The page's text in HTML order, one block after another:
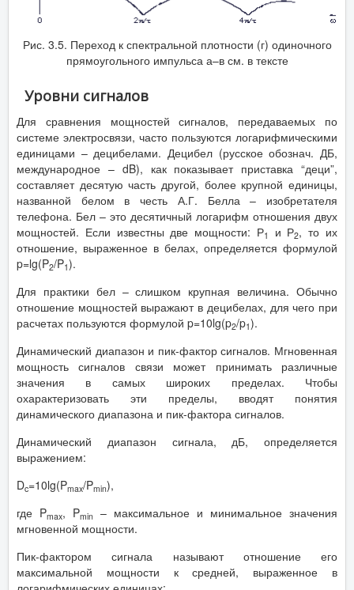
Рис. 3.5. Переход к спектральной плотности (г) одиночного
прямоугольного импульса а–в см. в тексте
Уровни сигналов
Для сравнения мощностей сигналов, передаваемых по
системе электросвязи, часто пользуются логарифмическими
единицами – децибелами. Децибел (русское обознач. ДБ,
международное – dB), как показывает приставка “деци”,
составляет десятую часть другой, более крупной единицы,
названной белом в честь А.Г. Белла – изобретателя
телефона. Бел – это десятичный логарифм отношения двух
мощностей. Если известны две мощности: Р1 и Р2, то их
отношение, выраженное в белах, определяется формулой
p=lg(P2/P1).
Для практики бел – слишком крупная величина. Обычно
отношение мощностей выражают в децибелах, для чего при
расчетах пользуются формулой p=10lg(p2/p1).
Динамический диапазон и пик-фактор сигналов. Мгновенная
мощность сигналов связи может принимать различные
значения в самых широких пределах. Чтобы
охарактеризовать эти пределы, вводят понятия
динамического диапазона и пик-фактора сигналов.
Динамический диапазон сигнала, дБ, определяется
выражением:
Dc=10lg(Pmax/Pmin),
где Pmax, Pmin
– максимальное и минимальное значения
мгновенной мощности.
Пик-фактором сигнала называют отношение его
максимальной мощности к средней, выраженное в